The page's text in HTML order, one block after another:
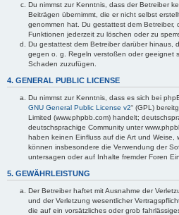
Du nimmst zur Kenntnis, dass der Betreiber
Beiträgen übernimmt, die er nicht selbst
genommen hat. Du gestattest dem Betreiber,
Funktionen jederzeit zu löschen oder zu
Du gestattest dem Betreiber darüber hinaus,
gegen o. g. Regeln verstoßen oder geeignet
Schaden zuzufügen.
4. GENERAL PUBLIC LICENSE
Du nimmst zur Kenntnis, dass es sich bei
GNU General Public License v2“ (GPL)
Limited (www.phpbb.com) handelt;
deutschsprachige Community unter
haben keinen Einfluss auf die Art und Weise,
können insbesondere die Verwendung der
untersagen oder auf Inhalte fremder Foren
5. GEWÄHRLEISTUNG
Der Betreiber haftet mit Ausnahme der
und der Verletzung wesentlicher
die auf ein vorsätzliches oder grob